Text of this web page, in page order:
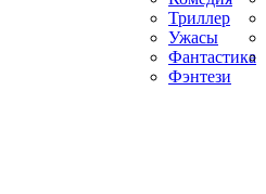
Триллер
Ужасы
Фантастика
Фэнтези